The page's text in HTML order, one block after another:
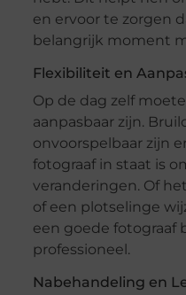
en ervoor te zorgen
belangrijk moment
Flexibiliteit en
Op de dag zelf
aanpasbaar zijn.
onvoorspelbaar zijn
fotograaf in staat is
veranderingen. Of
of een plotselinge
een goede fotograaf
professioneel.
Nabehandeling en